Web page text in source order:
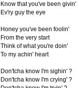
Know that you've been givin'
Ev'ry guy the eye
Honey you've been foolin'
From the very start
Think of what you're doin'
To my achin' heart
Don'tcha know I'm sighin' ?
Don'tcha know I'm crying' ?